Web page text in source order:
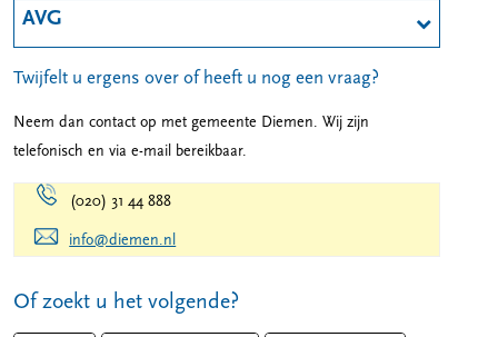
AVG
Twijfelt u ergens over of heeft u nog een vraag?
Neem dan contact op met gemeente Diemen. Wij zijn
telefonisch en via e-mail bereikbaar.
(020) 31 44 888
info@diemen.nl
Of zoekt u het volgende?